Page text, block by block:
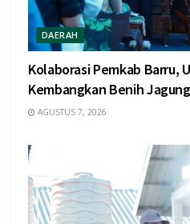
DAERAH
Kolaborasi Pemkab Barru,
Kembangkan Benih
AGUSTUS 7, 2026